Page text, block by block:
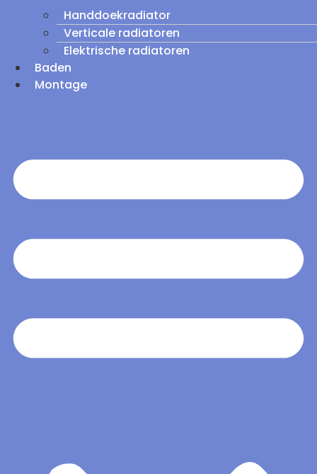
Handdoekradiator
Verticale radiatoren
Elektrische radiatoren
Baden
Montage